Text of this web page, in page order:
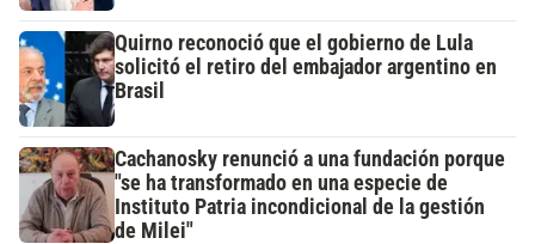
Quirno reconoció que el gobierno de Lula
solicitó el retiro del embajador argentino en
Brasil
Cachanosky renunció a una fundación porque
"se ha transformado en una especie de
Instituto Patria incondicional de la gestión
de Milei"